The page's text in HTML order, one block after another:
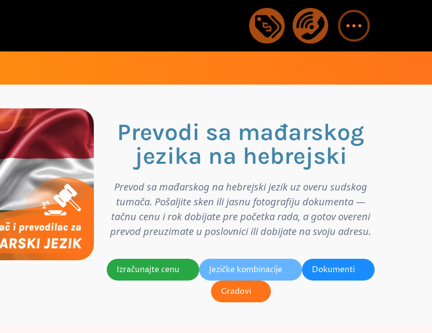
Prevodi sa mađarskog
jezika na hebrejski
Prevod sa mađarskog na hebrejski jezik uz overu sudskog
tumača. Pošaljite sken ili jasnu fotografiju dokumenta —
tačnu cenu i rok dobijate pre početka rada, a gotov overeni
prevod preuzimate u poslovnici ili dobijate na svoju adresu.
Izračunajte cenu Jezičke kombinacije
Dokumenti
Gradovi